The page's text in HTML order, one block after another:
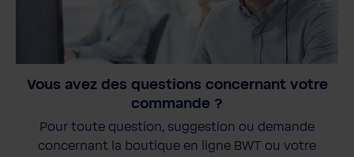
Vous avez des questions concernant votre
commande ?
Pour toute question, suggestion ou demande
concernant la boutique en ligne BWT ou votre